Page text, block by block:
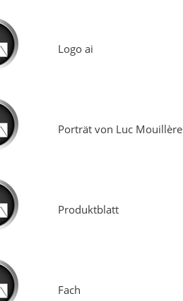
Logo ai
Porträt von Luc Mouillère
Produktblatt
Fach